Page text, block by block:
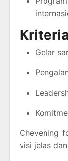
Gelar
Chevening
visi jelas